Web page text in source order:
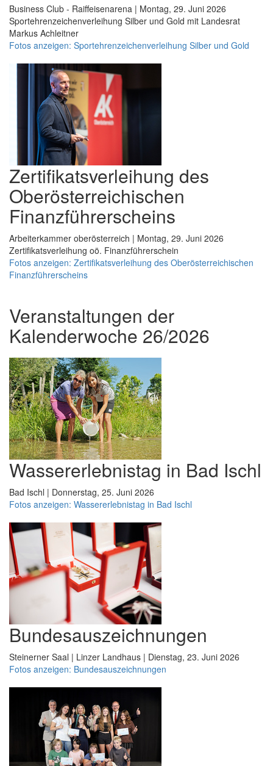
Business Club - Raiffeisenarena | Montag, 29. Juni 2026
Sportehrenzeichenverleihung Silber und Gold mit Landesrat
Markus Achleitner
Fotos anzeigen: Sportehrenzeichenverleihung Silber und Gold
Zertifikatsverleihung des
Oberösterreichischen
Finanzführerscheins
Arbeiterkammer oberösterreich | Montag, 29. Juni 2026
Zertifikatsverleihung oö. Finanzführerschein
Fotos anzeigen: Zertifikatsverleihung des Oberösterreichischen
Finanzführerscheins
Veranstaltungen der
Kalenderwoche 26/2026
Wassererlebnistag in Bad Ischl
Bad Ischl | Donnerstag, 25. Juni 2026
Fotos anzeigen: Wassererlebnistag in Bad Ischl
Bundesauszeichnungen
Steinerner Saal | Linzer Landhaus | Dienstag, 23. Juni 2026
Fotos anzeigen: Bundesauszeichnungen